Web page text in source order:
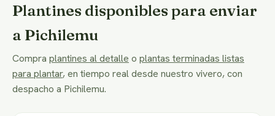
Plantines disponibles para enviar
a Pichilemu
Compra plantines al detalle o plantas terminadas listas
para plantar, en tiempo real desde nuestro vivero, con
despacho a Pichilemu.